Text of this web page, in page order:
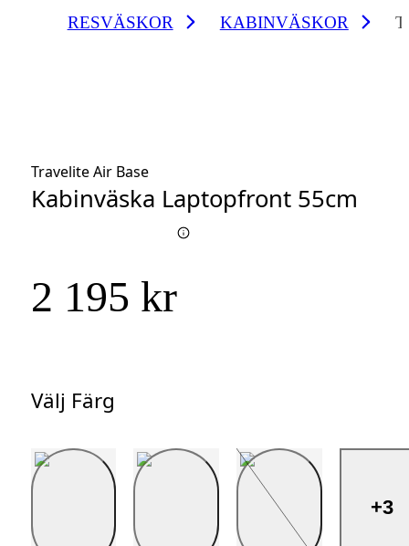
RESVÄSKOR KABINVÄSKOR
Travelite Air Base
Kabinväska Laptopfront 55cm
2 195 kr
Välj Färg
Välj Färg
+3